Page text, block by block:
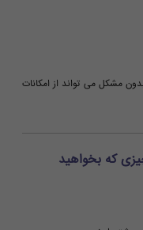
مشکل می تواند از امکانات
که بخواهید